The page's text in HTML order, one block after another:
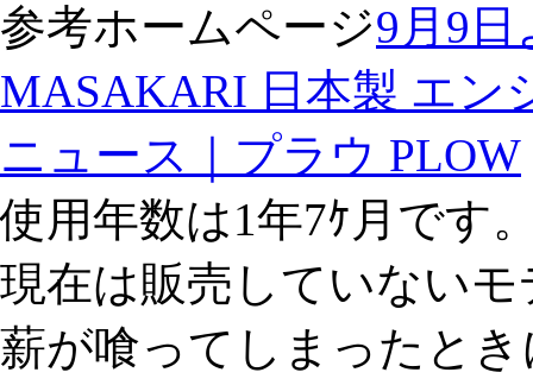
参考ホームページ9月9
MASAKARI 日本製 エン
ニュース｜プラウ PLOW
使用年数は1年7ｹ月です
現在は販売していない
薪が喰ってしまったと